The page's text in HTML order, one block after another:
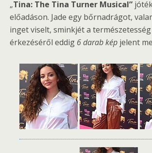
„Tina: The Tina Turner Musical”
előadáson. Jade egy bőrnadrágot,
inget viselt, sminkjét a természetesség
érkezéséről eddig 6 darab kép jelent